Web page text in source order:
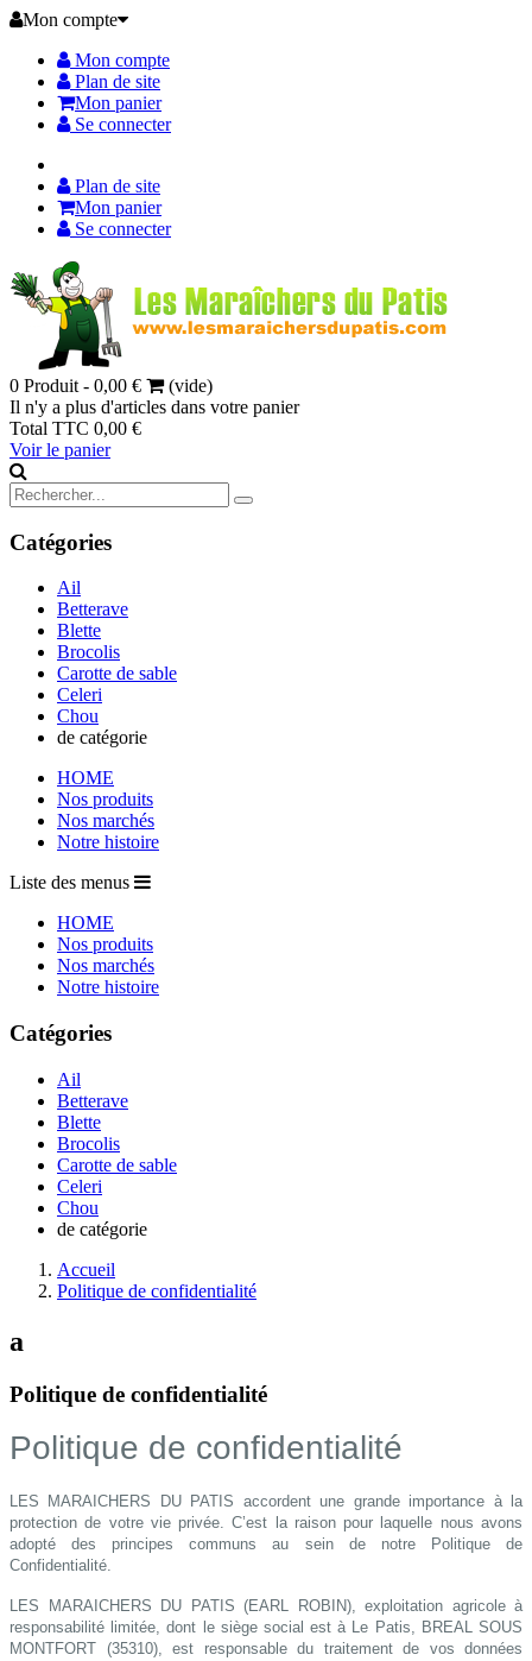
Mon compte
Mon compte
Plan de site
Mon panier
Se connecter
Plan de site
Mon panier
Se connecter
0 Produit - 0,00 €
(vide)
Il n'y a plus d'articles dans votre panier
Total TTC 0,00 €
Voir le panier
Catégories
Ail
Betterave
Blette
Brocolis
Carotte de sable
Celeri
Chou
de catégorie
HOME
Nos produits
Nos marchés
Notre histoire
Liste des menus
HOME
Nos produits
Nos marchés
Notre histoire
Catégories
Ail
Betterave
Blette
Brocolis
Carotte de sable
Celeri
Chou
de catégorie
Accueil
Politique de confidentialité
a
Politique de confidentialité
Politique de confidentialité
LES MARAICHERS DU PATIS accordent une grande importance à la
protection de votre vie privée. C’est la raison pour laquelle nous avons
adopté des principes communs au sein de notre Politique de
Confidentialité.
LES MARAICHERS DU PATIS (EARL ROBIN), exploitation agricole à
responsabilité limitée, dont le siège social est à Le Patis, BREAL SOUS
MONTFORT (35310), est responsable du traitement de vos données